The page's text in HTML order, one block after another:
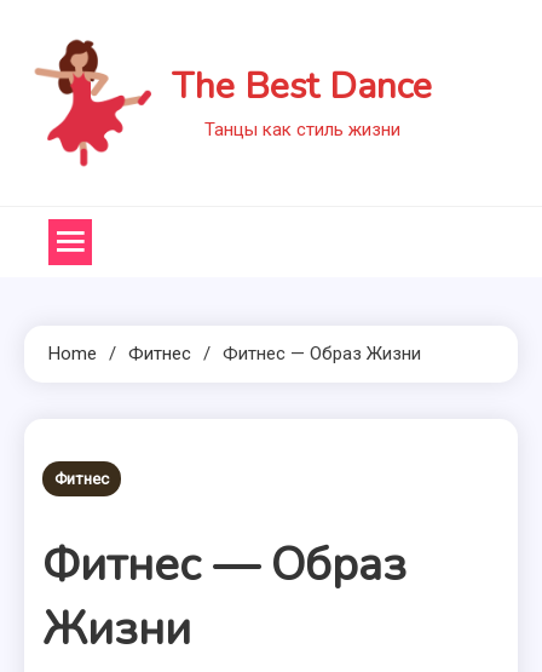
content
The Best Dance
Танцы как стиль жизни
Home Фитнес Фитнес — Образ Жизни
Фитнес
Фитнес — Образ
Жизни